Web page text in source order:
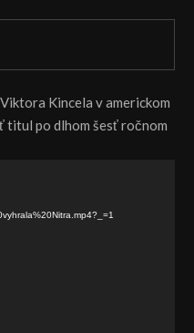
Kincela v americkom
titul po dlhom šesť ročnom